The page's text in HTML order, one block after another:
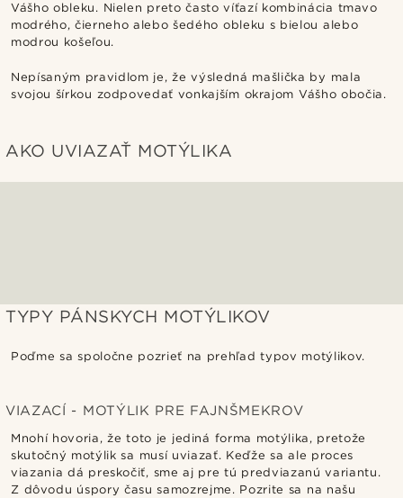
Vášho obleku. Nielen preto často víťazí kombinácia tmavo
modrého, čierneho alebo šedého obleku s bielou alebo
modrou košeľou.
Nepísaným pravidlom je, že výsledná mašlička by mala
svojou šírkou zodpovedať vonkajším okrajom Vášho obočia.
AKO UVIAZAŤ MOTÝLIKA
TYPY PÁNSKYCH MOTÝLIKOV
Poďme sa spoločne pozrieť na prehľad typov motýlikov.
VIAZACÍ - MOTÝLIK PRE FAJNŠMEKROV
Mnohí hovoria, že toto je jediná forma motýlika, pretože
skutočný motýlik sa musí uviazať. Keďže sa ale proces
viazania dá preskočiť, sme aj pre tú predviazanú variantu.
Z dôvodu úspory času samozrejme. Pozrite sa na našu